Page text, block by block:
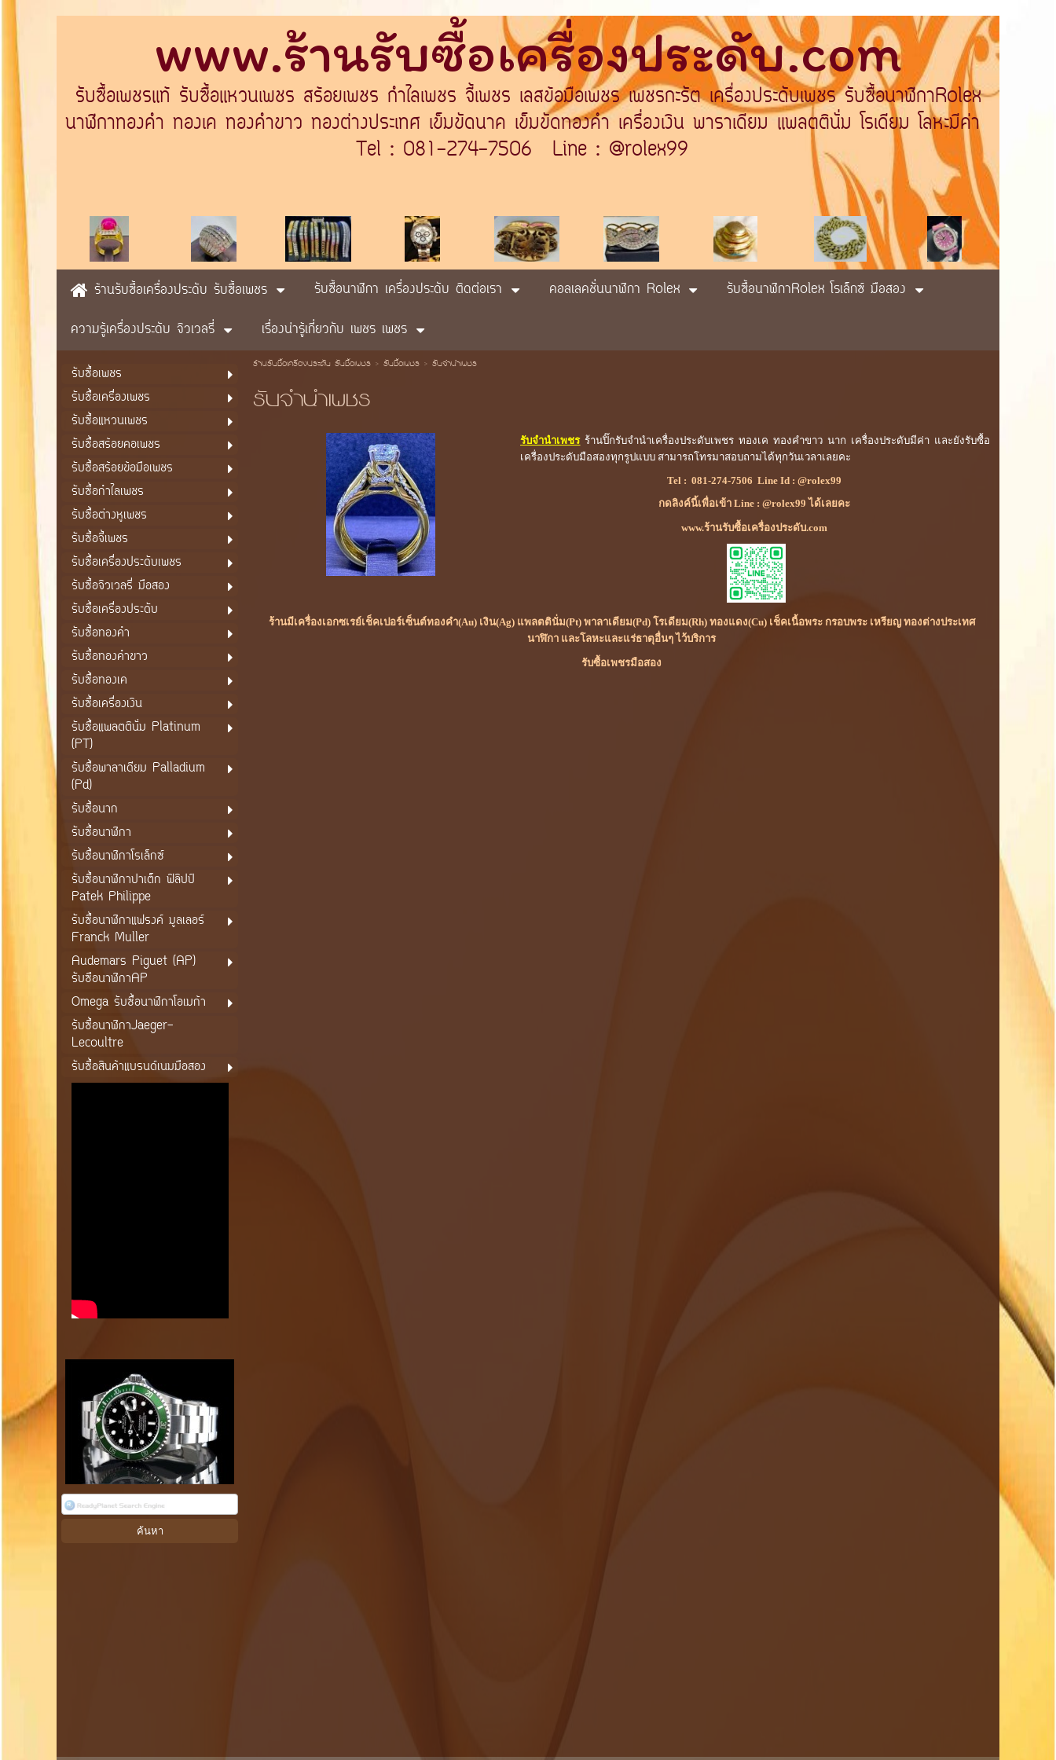
www.ร้านรับซื้อเครื่องประดับ.com
รับซื้อเพชรแท้ รับซื้อแหวนเพชร สร้อยเพชร กำไลเพชร จี้เพชร เลสข้อมือเพชร เพชรกะรัต เครื่องประดับเพชร รับซื้อนาฬิกาRolex
นาฬิกาทองคำ ทองเค ทองคำขาว ทองต่างประเทศ เข็มขัดนาค เข็มขัดทองคำ เครื่องเงิน พาราเดียม แพลตตินั่ม โรเดียม โลหะมีค่า
Tel : 081-274-7506 Line : @rolex99
ร้านรับซื้อเครื่องประดับ รับซื้อเพชร รับซื้อนาฬิกา เครื่องประดับ ติดต่อเรา คอลเลคชั่นนาฬิกา Rolex
รับซื้อนาฬิกาRolex โรเล็กซ์ มือสอง
ความรู้เครื่องประดับ จิวเวลรี่
เรื่องน่ารู้เกี่ยวกับ เพชร เพชร
รับซื้อเพชร
รับซื้อเครื่องเพชร
รับซื้อแหวนเพชร
รับซื้อสร้อยคอเพชร
รับซื้อสร้อยข้อมือเพชร
รับซื้อกำไลเพชร
รับซื้อต่างหูเพชร
รับซื้อจี้เพชร
รับซื้อเครื่องประดับเพชร
รับซื้อจิวเวลรี่ มือสอง
รับซื้อเครื่องประดับ
รับซื้อทองคำ
รับซื้อทองคำขาว
รับซื้อทองเค
รับซื้อเครื่องเงิน
รับซื้อแพลตตินั่ม Platinum
(PT)
รับซื้อพาลาเดียม Palladium
(Pd)
รับซื้อนาก
รับซื้อนาฬิกา
รับซื้อนาฬิกาโรเล็กซ์
รับซื้อนาฬิกาปาเต็ก ฟิลิปป์
Patek Philippe
รับซื้อนาฬิกาแฟรงค์ มูลเลอร์
Franck Muller
Audemars Piguet (AP)
รับซือนาฬิกาAP
Omega รับซื้อนาฬิกาโอเมก้า
รับซื้อนาฬิกาJaeger-
Lecoultre
รับซื้อสินค้าแบรนด์เนมมือสอง
ร้านรับซื้อเครื่องประดับ รับซื้อเพชร> รับซื้อเพชร> รับจำนำเพชร
รับจำนำเพชร
รับจำนำเพชรร้านปิ๊กรับจำนำเครื่องประดับเพชร ทองเค ทองคำขาว นาก เครื่องประดับมีค่า และยังรับซื้อ
เครื่องประดับมือสองทุกรูปแบบ สามารถโทรมาสอบถามได้ทุกวันเวลาเลยคะ
Tel : 081-274-7506 Line Id : @rolex99
กดลิงค์นี้เพื่อเข้า Line : @rolex99 ได้เลยคะ
www.ร้านรับซื้อเครื่องประดับ.com
ร้านมีเครื่องเอกซเรย์เช็คเปอร์เซ็นต์ทองคำ(Au) เงิน(Ag) แพลตตินั่ม(Pt) พาลาเดียม(Pd) โรเดียม(Rh) ทองแดง(Cu) เช็คเนื้อพระ กรอบพระ เหรียญ ทองต่างประเทศ
นาฬิกา และโลหะและแร่ธาตุอื่นๆ ไว้บริการ
รับซื้อเพชรมือสอง